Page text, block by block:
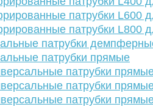
патрубки L600
патрубки L800
патрубки
патрубки прямые
патрубки
патрубки
патрубки